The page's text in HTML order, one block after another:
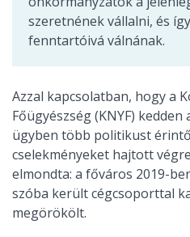
szeretnének vállalni, és
fenntartóivá válnának.
Azzal kapcsolatban, hogy a
Főügyészség (KNYF)
ügyben több politikust
cselekményeket hajtott
elmondta: a főváros 2019-
szóba került cégcsoporttal
megörökölt.